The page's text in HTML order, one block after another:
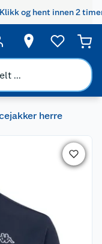
Klikk og hent innen 2
herre